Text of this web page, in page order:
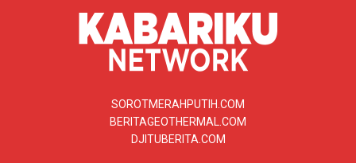
SOROTMERAHPUTIH.COM
BERITAGEOTHERMAL.COM
DJITUBERITA.COM